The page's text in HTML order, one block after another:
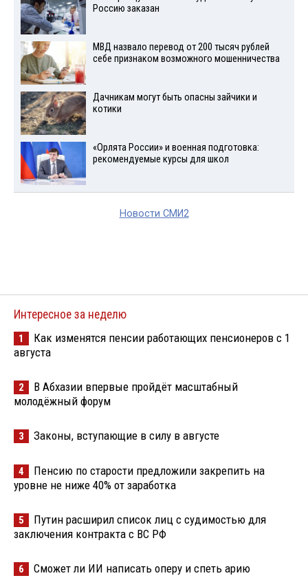
Россию заказан
МВД назвало перевод от 200 тысяч рублей
себе признаком возможного мошенничества
Дачникам могут быть опасны зайчики и
котики
«Орлята России» и военная подготовка:
рекомендуемые курсы для школ
Новости СМИ2
Интересное за неделю
1
Как изменятся пенсии работающих пенсионеров с 1
августа
2
В Абхазии впервые пройдёт масштабный
молодёжный форум
3 Законы, вступающие в силу в августе
4
Пенсию по старости предложили закрепить на
уровне не ниже 40% от заработка
5
Путин расширил список лиц с судимостью для
заключения контракта с ВС РФ
6 Сможет ли ИИ написать оперу и спеть арию